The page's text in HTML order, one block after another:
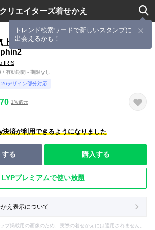
クリエイターズ着せかえ
トレンド検索ワードで新しいスタンプに
出会えるかも！
上昇の着替え Lucky Gold Sun
IRIS
/ 有効期間 - 期限なし
26デザイン部分対応
1%還元
決済が利用できるようになりました
する 購入する
LYPプレミアムで使い放題
え表示について
プ掲載用の画像のため、実際の着せかえには適用されません。